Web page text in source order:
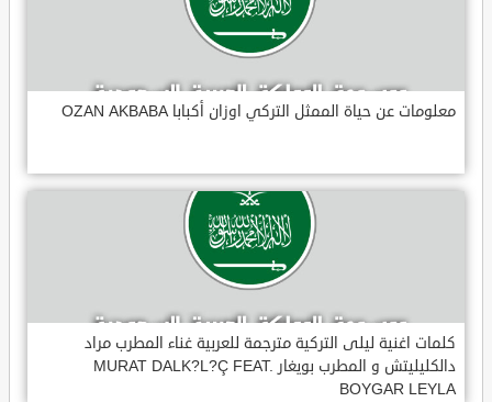
معلومات عن حياة الممثل التركي اوزان أكبابا OZAN AKBABA
كلمات اغنية ليلى التركية مترجمة للعربية غناء المطرب مراد
دالكليليتش و المطرب بويغار MURAT DALK?L?Ç FEAT.
BOYGAR LEYLA